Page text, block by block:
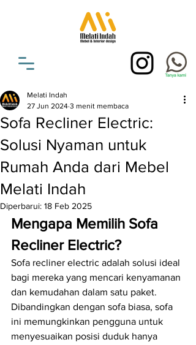
Sofa Recliner Electric:
Solusi Nyaman untuk
Rumah Anda dari Mebel
Melati Indah
Melati Indah
27 Jun 2024 3 menit membaca
Diperbarui: 18 Feb 2025
Mengapa Memilih Sofa
Recliner Electric?
Sofa recliner electric adalah solusi ideal
bagi mereka yang mencari kenyamanan
dan kemudahan dalam satu paket.
Dibandingkan dengan sofa biasa, sofa
ini memungkinkan pengguna untuk
menyesuaikan posisi duduk hanya